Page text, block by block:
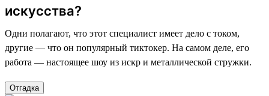
искусства?
Одни полагают, что этот специалист имеет дело с током,
другие — что он популярный тиктокер. На самом деле, его
работа — настоящее шоу из искр и металлической стружки.
Отгадка